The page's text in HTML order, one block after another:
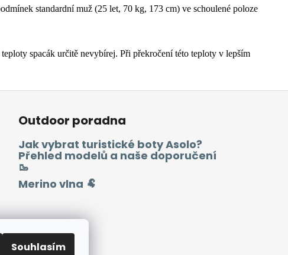
Souhlasím
standardní muž (25 let, 70 kg, 173 cm) ve schoulené poloze
spacák určitě nevybírej. Při překročení této teploty v lepším
Outdoor poradna
Jak vybrat turistické boty Asolo?
Přehled modelů a naše doporučení
🥾
Merino vlna 🐏